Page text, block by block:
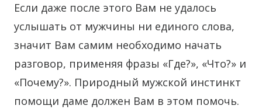
Если даже после этого Вам не удалось
услышать от мужчины ни единого слова,
значит Вам самим необходимо начать
разговор, применяя фразы «Где?», «Что?» и
«Почему?». Природный мужской инстинкт
помощи даме должен Вам в этом помочь.